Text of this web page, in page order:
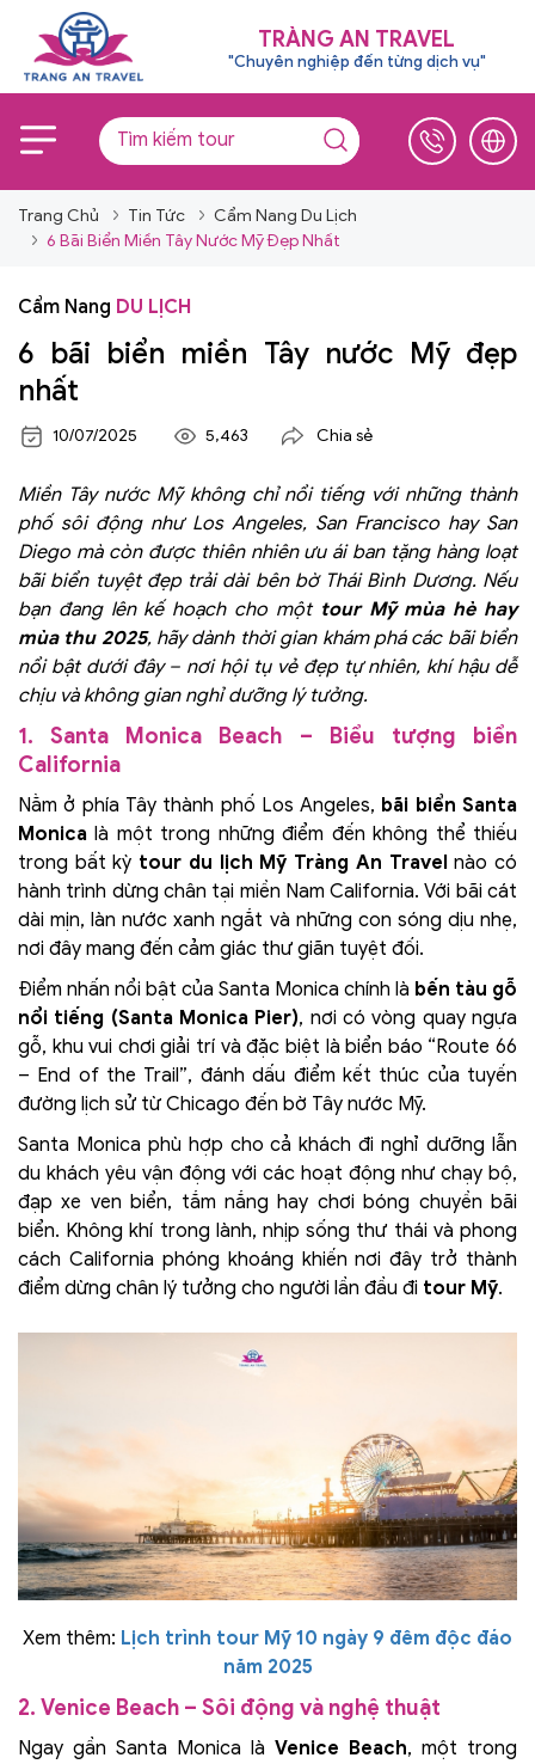
TRÀNG AN TRAVEL
"Chuyên nghiệp đến từng dịch vụ"
Trang Chủ Tin Tức
Cẩm Nang Du Lịch
6 Bãi Biển Miền Tây Nước Mỹ Đẹp Nhất
Cẩm Nang DU LỊCH
6 bãi biển miền Tây nước Mỹ đẹp
nhất
10/07/2025 5,463 Chia sẻ
Miền Tây nước Mỹ không chỉ nổi tiếng với những thành
phố sôi động như Los Angeles, San Francisco hay San
Diego mà còn được thiên nhiên ưu ái ban tặng hàng loạt
bãi biển tuyệt đẹp trải dài bên bờ Thái Bình Dương. Nếu
bạn đang lên kế hoạch cho một tour Mỹ mùa hè hay
mùa thu 2025, hãy dành thời gian khám phá các bãi biển
nổi bật dưới đây – nơi hội tụ vẻ đẹp tự nhiên, khí hậu dễ
chịu và không gian nghỉ dưỡng lý tưởng.
1. Santa Monica Beach – Biểu tượng biển
California
Nằm ở phía Tây thành phố Los Angeles, bãi biển Santa
Monica là một trong những điểm đến không thể thiếu
trong bất kỳ tour du lịch Mỹ Tràng An Travelnào có
hành trình dừng chân tại miền Nam California. Với bãi cát
dài mịn, làn nước xanh ngắt và những con sóng dịu nhẹ,
nơi đây mang đến cảm giác thư giãn tuyệt đối.
Điểm nhấn nổi bật của Santa Monica chính là bến tàu gỗ
nổi tiếng (Santa Monica Pier), nơi có vòng quay ngựa
gỗ, khu vui chơi giải trí và đặc biệt là biển báo “Route 66
– End of the Trail”, đánh dấu điểm kết thúc của tuyến
đường lịch sử từ Chicago đến bờ Tây nước Mỹ.
Santa Monica phù hợp cho cả khách đi nghỉ dưỡng lẫn
du khách yêu vận động với các hoạt động như chạy bộ,
đạp xe ven biển, tắm nắng hay chơi bóng chuyền bãi
biển. Không khí trong lành, nhịp sống thư thái và phong
cách California phóng khoáng khiến nơi đây trở thành
điểm dừng chân lý tưởng cho người lần đầu đi tour Mỹ.
Xem thêm: Lịch trình tour Mỹ 10 ngày 9 đêm độc đáo
năm 2025
2. Venice Beach – Sôi động và nghệ thuật
Ngay gần Santa Monica là Venice Beach, một trong